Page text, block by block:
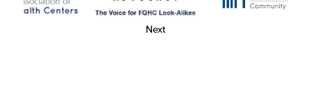
Next